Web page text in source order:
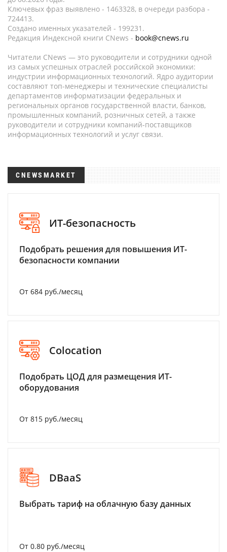
Ключевых фраз выявлено - 1463328, в очереди разбора -
724413.
Создано именных указателей - 199231.
Редакция Индексной книги CNews - book@cnews.ru
Читатели CNews — это руководители и сотрудники одной
из самых успешных отраслей российской экономики:
индустрии информационных технологий. Ядро аудитории
составляют топ-менеджеры и технические специалисты
департаментов информатизации федеральных и
региональных органов государственной власти, банков,
промышленных компаний, розничных сетей, а также
руководители и сотрудники компаний-поставщиков
информационных технологий и услуг связи.
CNEWSMARKET
ИТ-безопасность
Подобрать решения для повышения ИТ-
безопасности компании
От 684 руб./месяц
Colocation
Подобрать ЦОД для размещения ИТ-
оборудования
От 815 руб./месяц
DBaaS
Выбрать тариф на облачную базу данных
От 0.80 руб./месяц